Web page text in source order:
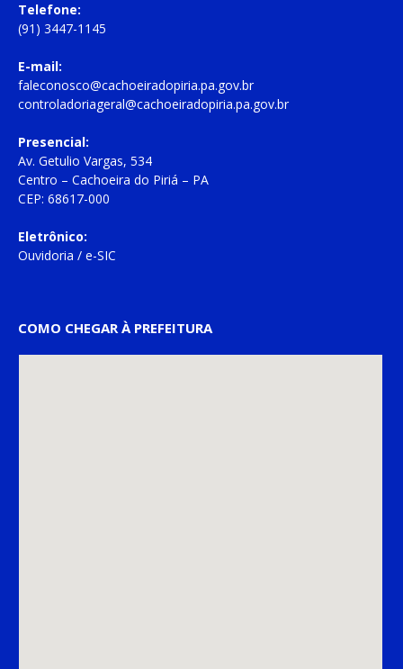
Telefone:
(91) 3447-1145
E-mail:
faleconosco@cachoeiradopiria.pa.gov.br
controladoriageral@cachoeiradopiria.pa.gov.br
Presencial:
Av. Getulio Vargas, 534
Centro – Cachoeira do Piriá – PA
CEP: 68617-000
Eletrônico:
Ouvidoria / e-SIC
COMO CHEGAR À PREFEITURA